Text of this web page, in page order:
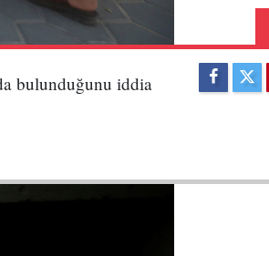
bulunduğunu iddia